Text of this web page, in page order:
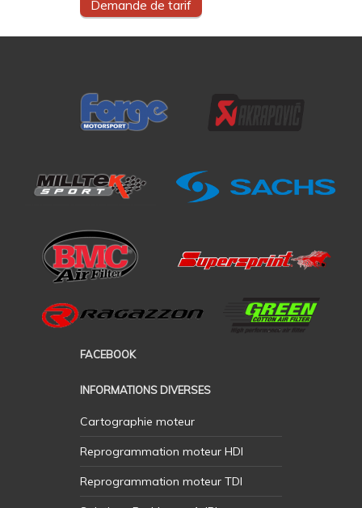
Demande de tarif
FACEBOOK
INFORMATIONS DIVERSES
Cartographie moteur
Reprogrammation moteur HDI
Reprogrammation moteur TDI